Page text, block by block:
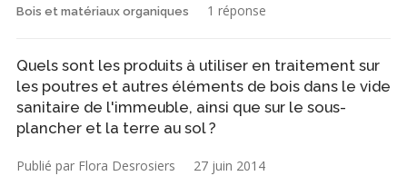
Bois et matériaux organiques 1 réponse
Quels sont les produits à utiliser en traitement sur
les poutres et autres éléments de bois dans le vide
sanitaire de l'immeuble, ainsi que sur le sous-
plancher et la terre au sol ?
Publié par Flora Desrosiers 27 juin 2014